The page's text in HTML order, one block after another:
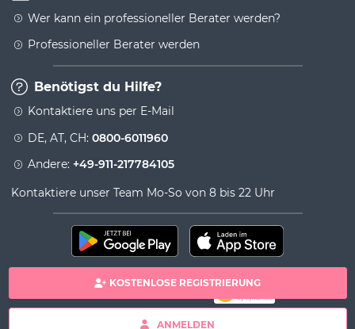
KOSTENLOSE REGISTRIERUNG
ANMELDEN
Wer kann ein professioneller Berater werden?
Professioneller Berater werden
Benötigst du Hilfe?
Kontaktiere uns per E-Mail
DE, AT, CH: 0800-6011960
Andere: +49-911-217784105
Kontaktiere unser Team Mo-So von 8 bis 22 Uhr
100% sichere Zahlung
Copyright& copy 2026 Viversum - Powered by Ingenio